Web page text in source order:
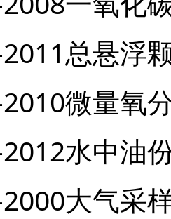
2011总悬浮
2010微量氧
2012水中油
2000大气采